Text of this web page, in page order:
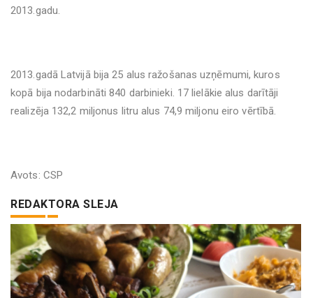
2013.gadu.
2013.gadā Latvijā bija 25 alus ražošanas uzņēmumi, kuros
kopā bija nodarbināti 840 darbinieki. 17 lielākie alus darītāji
realizēja 132,2 miljonus litru alus 74,9 miljonu eiro vērtībā.
Avots: CSP
REDAKTORA SLEJA